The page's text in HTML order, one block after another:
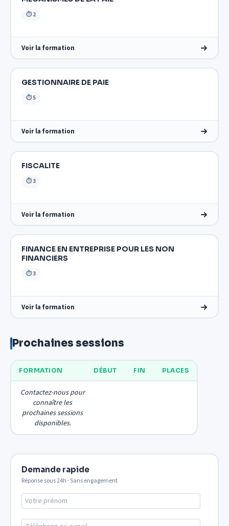
⏱ 2
Voir la formation
GESTIONNAIRE DE PAIE
⏱ 5
Voir la formation
FISCALITE
⏱ 3
Voir la formation
FINANCE EN ENTREPRISE POUR LES NON
FINANCIERS
⏱ 3
Voir la formation
Prochaines sessions
FORMATION DÉBUT FIN PLACES
Contactez-nous pour
connaître les
prochaines sessions
disponibles.
Demande rapide
Réponse sous 24h · Sans engagement